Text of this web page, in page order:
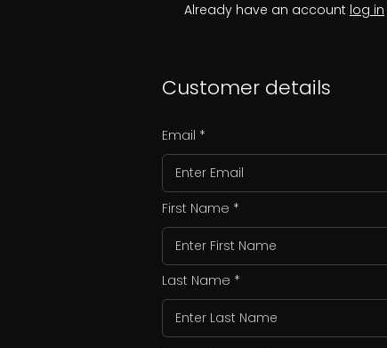
Already have an account log in
Customer details
Email
First Name
Last Name